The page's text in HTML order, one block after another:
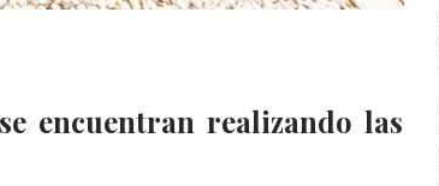
encuentran realizando las